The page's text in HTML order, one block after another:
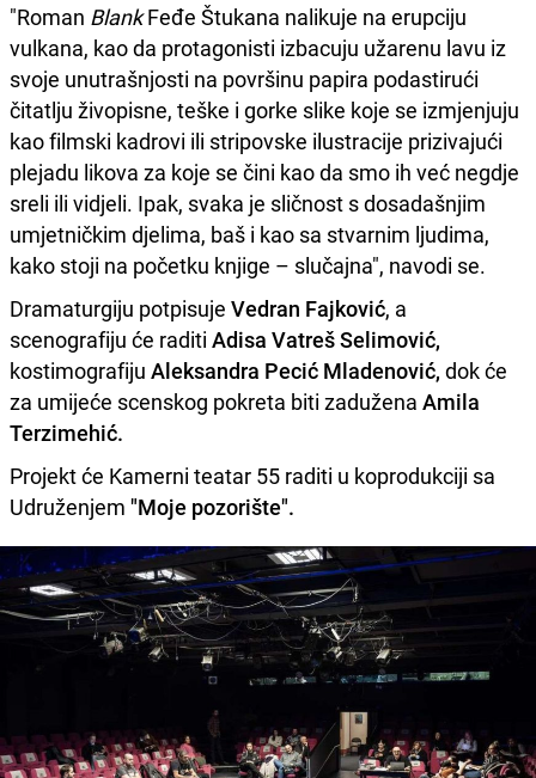
"Roman BlankFeđe Štukana nalikuje na erupciju
vulkana, kao da protagonisti izbacuju užarenu lavu iz
svoje unutrašnjosti na površinu papira podastirući
čitatlju živopisne, teške i gorke slike koje se izmjenjuju
kao filmski kadrovi ili stripovske ilustracije prizivajući
plejadu likova za koje se čini kao da smo ih već negdje
sreli ili vidjeli. Ipak, svaka je sličnost s dosadašnjim
umjetničkim djelima, baš i kao sa stvarnim ljudima,
kako stoji na početku knjige – slučajna", navodi se.
Dramaturgiju potpisuje Vedran Fajković, a
scenografiju će raditi Adisa Vatreš Selimović,
kostimografiju Aleksandra Pecić Mladenović, dok će
za umijeće scenskog pokreta biti zadužena Amila
Terzimehić.
Projekt će Kamerni teatar 55 raditi u koprodukciji sa
Udruženjem "Moje pozorište".